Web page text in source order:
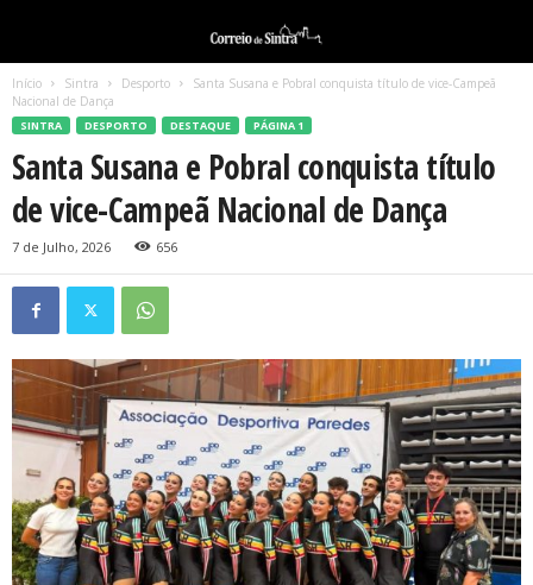
Início Sintra Desporto
Santa Susana e Pobral conquista título de vice-Campeã
Nacional de Dança
SINTRA DESPORTO DESTAQUE PÁGINA 1
Santa Susana e Pobral conquista título
de vice-Campeã Nacional de Dança
7 de Julho, 2026 656